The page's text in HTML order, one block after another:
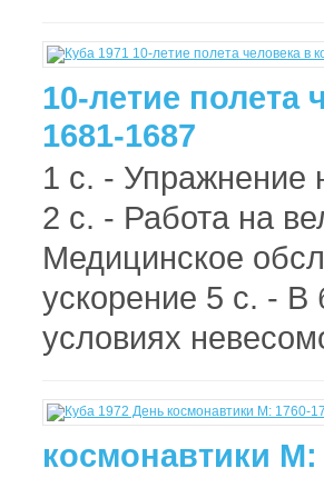
10-летие полета
1681-1687
1 с. - Упражнение
2 с. - Работа на
Медицинское
ускорение 5 с. - В
условиях
космонавтики M: